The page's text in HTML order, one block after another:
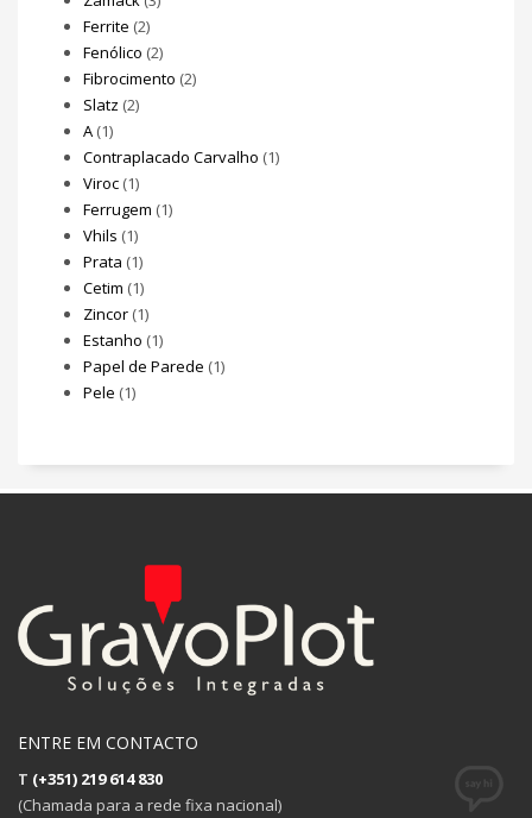
Ferrite (2)
Fenólico (2)
Fibrocimento (2)
Slatz (2)
A (1)
Contraplacado Carvalho (1)
Viroc (1)
Ferrugem (1)
Vhils (1)
Prata (1)
Cetim (1)
Zincor (1)
Estanho (1)
Papel de Parede (1)
Pele (1)
ENTRE EM CONTACTO
T (+351) 219 614 830
(Chamada para a rede fixa nacional)